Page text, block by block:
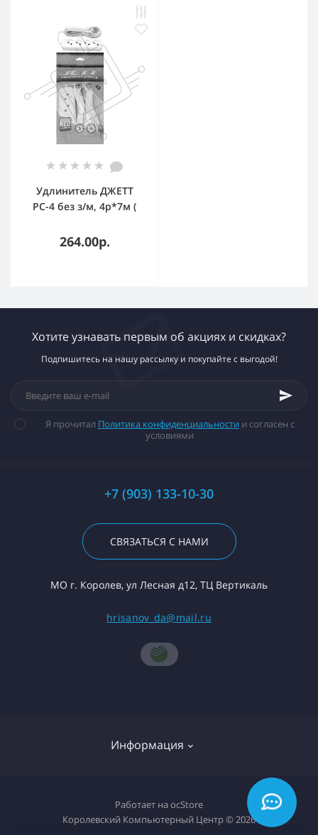
Удлинитель ДЖЕТТ
РС-4 без з/м, 4р*7м (
(25шт) 155-407
264.00р.
Хотите узнавать первым об акциях и скидках?
Подпишитесь на нашу рассылку и покупайте с выгодой!
Я прочитал Политика конфиденциальности и согласен с
условиями
+7 (903) 133-10-30
СВЯЗАТЬСЯ С НАМИ
МО г. Королев, ул Лесная д12, ТЦ Вертикаль
hrisanov_da@mail.ru
Информация
О компании
Доставка товара
Работает на ocStore
Королевский Компьютерный Центр © 2026